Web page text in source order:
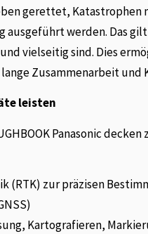
gerettet, Katastrophen
ausgeführt werden. Das
vielseitig sind. Dies
Zusammenarbeit
leisten
Panasonic
(RTK) zur präzisen
Kartografieren,